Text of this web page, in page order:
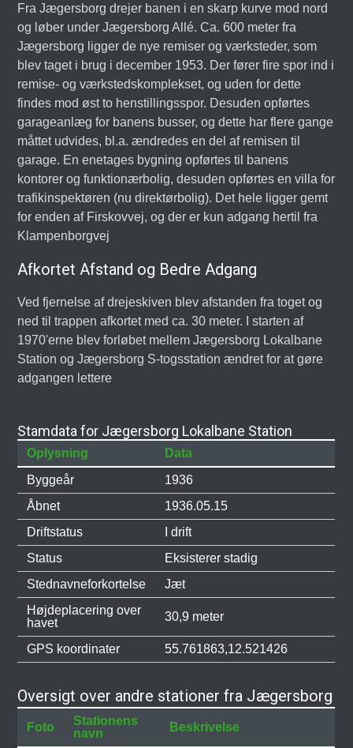
Fra Jægersborg drejer banen i en skarp kurve mod nord
og løber under Jægersborg Allé. Ca. 600 meter fra
Jægersborg ligger de nye remiser og værksteder, som
blev taget i brug i december 1953. Der fører fire spor ind i
remise- og værkstedskomplekset, og uden for dette
findes mod øst to henstillingsspor. Desuden opførtes
garageanlæg for banens busser, og dette har flere gange
måttet udvides, bl.a. ændredes en del af remisen til
garage. En enetages bygning opførtes til banens
kontorer og funktionærbolig, desuden opførtes en villa for
trafikinspektøren (nu direktørbolig). Det hele ligger gemt
for enden af Firskovvej, og der er kun adgang hertil fra
Klampenborgvej
Afkortet Afstand og Bedre Adgang
Ved fjernelse af drejeskiven blev afstanden fra toget og
ned til trappen afkortet med ca. 30 meter. I starten af
1970'erne blev forløbet mellem Jægersborg Lokalbane
Station og Jægersborg S-togsstation ændret for at gøre
adgangen lettere
Stamdata for Jægersborg Lokalbane Station
Oplysning
Data
Byggeår
1936
Åbnet
1936.05.15
Driftstatus
I drift
Status
Eksisterer stadig
Stednavneforkortelse
Jæt
Højdeplacering over
havet
30,9 meter
GPS koordinater 55.761863,12.521426
Oversigt over andre stationer fra Jægersborg
Foto
Stationens
navn
Beskrivelse